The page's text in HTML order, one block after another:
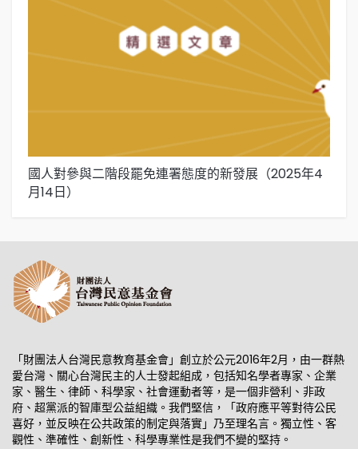
國人對參與二階段罷免連署態度的新發展（2025年4
月14日）
「財團法人台灣民意教育基金會」創立於公元2016年2月，由一群熱
愛台灣、關心台灣民主的人士發起組成，包括知名學者專家、企業
家、醫生、律師、科學家、社會運動者等，是一個非營利、非政
府、超黨派的智庫型公益組織。我們堅信，「政府應平等對待公民
喜好，並反映在公共政策的制定與落實」乃至理名言。獨立性、客
觀性、準確性、創新性、科學專業性是我們不變的堅持。